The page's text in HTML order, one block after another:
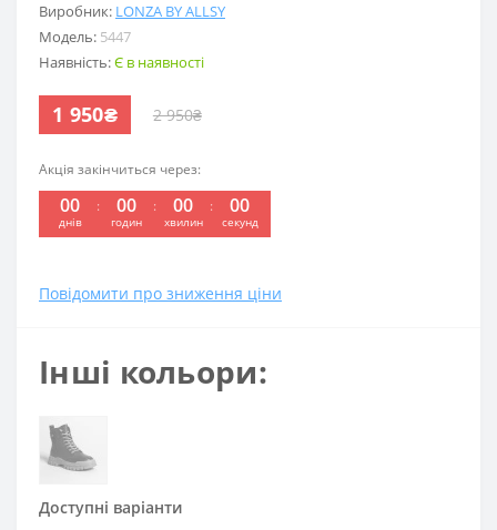
Виробник: LONZA BY ALLSY
Модель: 5447
Наявність:Є в наявності
1 950₴ 2 950₴
Акція закінчиться через:
00
днів
: 00
годин
: 00
хвилин
: 00
секунд
Повідомити про зниження ціни
Інші кольори:
Доступні варіанти